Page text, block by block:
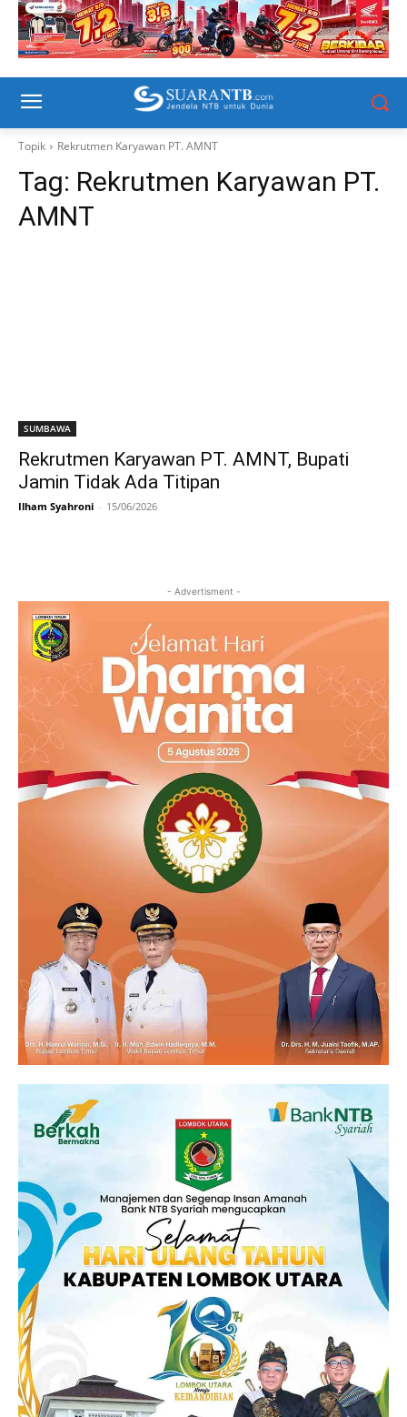
Topik Rekrutmen Karyawan PT. AMNT
Tag: Rekrutmen Karyawan PT.
AMNT
SUMBAWA
Rekrutmen Karyawan PT. AMNT, Bupati
Jamin Tidak Ada Titipan
Ilham Syahroni - 15/06/2026
- Advertisment -